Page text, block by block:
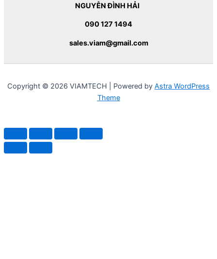
NGUYỄN ĐÌNH HẢI
090 127 1494
sales.viam@gmail.com
Copyright © 2026 VIAMTECH | Powered by Astra WordPress
Theme